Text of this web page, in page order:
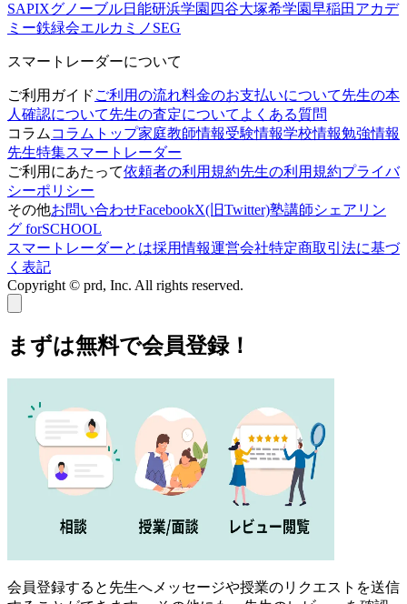
SAPIXグノーブル日能研浜学園 四谷大塚希学園早稲田アカデ
ミー鉄緑会エルカミノ SEG
スマートレーダーについて
ご利用ガイド ご利用の流れ料金のお支払いについて先生の本
人確認について先生の査定について よくある質問
コラム コラムトップ家庭教師情報受験情報学校情報勉強情報
先生特集スマートレーダー
ご利用にあたって依頼者の利用規約先生の利用規約プライバ
シーポリシー
その他お問い合わせFacebookX(旧Twitter)塾講師シェアリン
グ forSCHOOL
スマートレーダーとは採用情報運営会社特定商取引法に基づ
く表記
Copyright © prd, Inc. All rights reserved.
まずは無料で会員登録！
会員登録すると先生へメッセージや授業のリクエストを送信